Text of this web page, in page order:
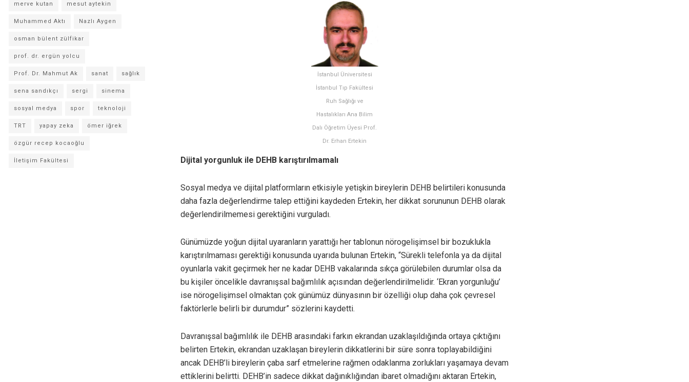
İstanbul Üniversitesi
İstanbul Tıp Fakültesi
Ruh Sağlığı ve
Hastalıkları Ana Bilim
Dalı Öğretim Üyesi Prof.
Dr. Erhan Ertekin
Dijital yorgunluk ile DEHB karıştırılmamalı
Sosyal medya ve dijital platformların etkisiyle yetişkin bireylerin DEHB belirtileri konusunda
daha fazla değerlendirme talep ettiğini kaydeden Ertekin, her dikkat sorununun DEHB olarak
değerlendirilmemesi gerektiğini vurguladı.
Günümüzde yoğun dijital uyaranların yarattığı her tablonun nörogelişimsel bir bozuklukla
karıştırılmaması gerektiği konusunda uyarıda bulunan Ertekin, “Sürekli telefonla ya da dijital
oyunlarla vakit geçirmek her ne kadar DEHB vakalarında sıkça görülebilen durumlar olsa da
bu kişiler öncelikle davranışsal bağımlılık açısından değerlendirilmelidir. ‘Ekran yorgunluğu’
ise nörogelişimsel olmaktan çok günümüz dünyasının bir özelliği olup daha çok çevresel
faktörlerle belirli bir durumdur” sözlerini kaydetti.
Davranışsal bağımlılık ile DEHB arasındaki farkın ekrandan uzaklaşıldığında ortaya çıktığını
belirten Ertekin, ekrandan uzaklaşan bireylerin dikkatlerini bir süre sonra toplayabildiğini
ancak DEHB’li bireylerin çaba sarf etmelerine rağmen odaklanma zorlukları yaşamaya devam
ettiklerini belirtti. DEHB’in sadece dikkat dağınıklığından ibaret olmadığını aktaran Ertekin,
merve kutan mesut aytekin
Muhammed Aktı Nazlı Aygen
osman bülent zülfikar
prof. dr. ergün yolcu
Prof. Dr. Mahmut Ak sanat sağlık
sena sandıkçı sergi sinema
sosyal medya spor teknoloji
TRT yapay zeka ömer iğrek
özgür recep kocaoğlu
İletişim Fakültesi